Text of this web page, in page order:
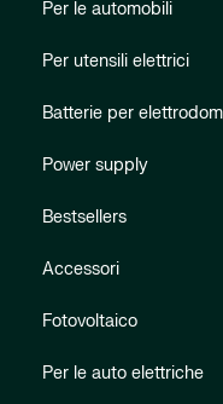
Per le automobili
Per utensili elettrici
Batterie per
Power supply
Bestsellers
Accessori
Fotovoltaico
Per le auto elettriche